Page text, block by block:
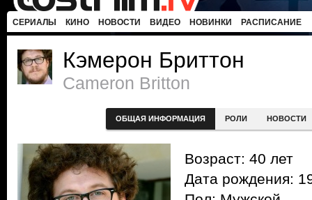
СЕРИАЛЫ КИНО НОВОСТИ ВИДЕО НОВИНКИ РАСПИСАНИЕ
Кэмерон Бриттон
Cameron Britton
ОБЩАЯ ИНФОРМАЦИЯ РОЛИ НОВОСТИ
Возраст: 40 лет
Дата рождения: